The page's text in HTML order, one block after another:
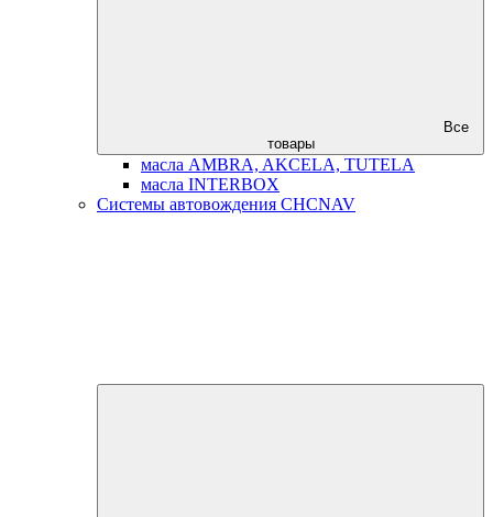
Все
товары
масла AMBRA, AKCELA, TUTELA
масла INTERBOX
Системы автовождения CHCNAV